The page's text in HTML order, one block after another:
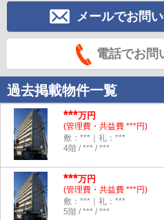
メールでお問
電話でお問
過去掲載物件一覧
***万円
(管理費・共益費 ***円)
敷：***｜礼：***
4階 / *** / ***
***万円
(管理費・共益費 ***円)
敷：***｜礼：***
5階 / *** / ***